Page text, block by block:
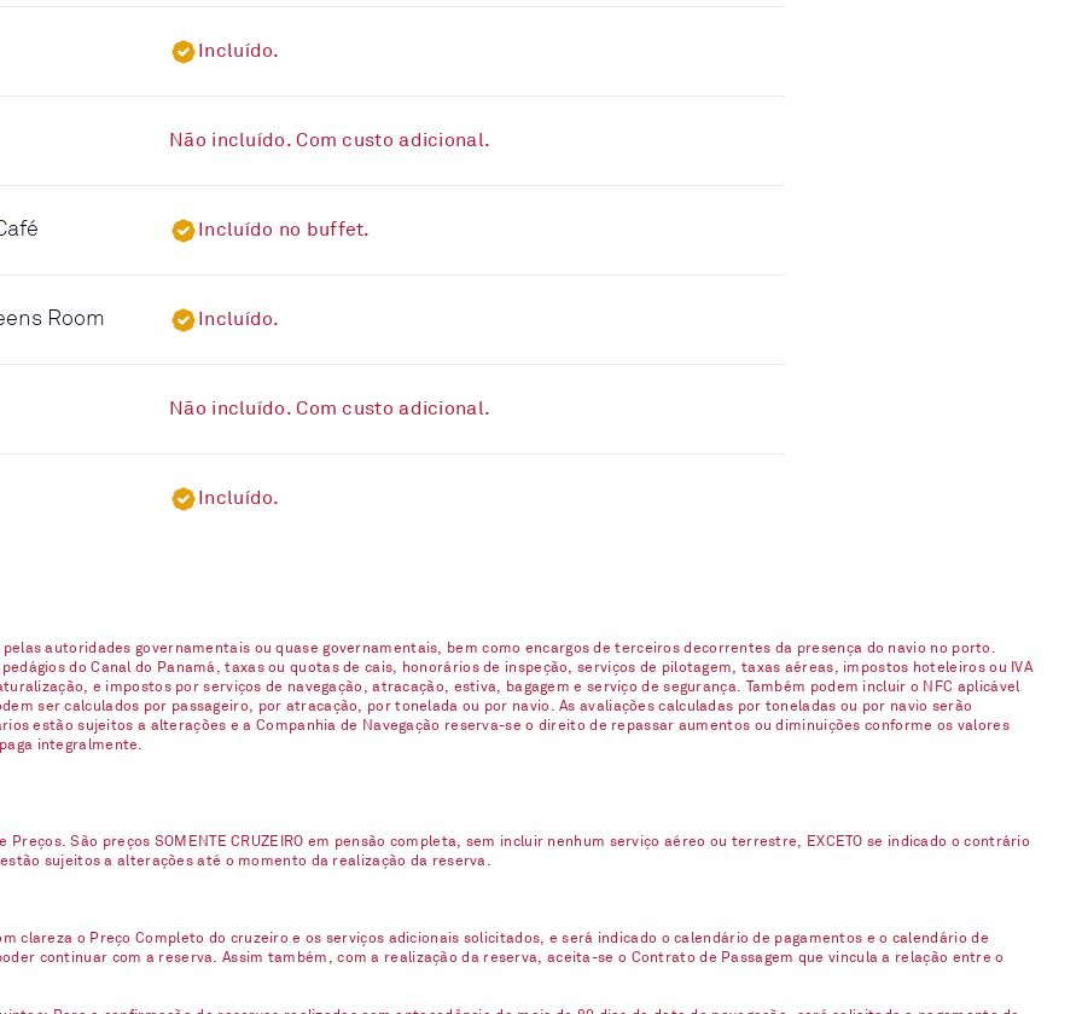
Incluído.
Não incluído. Com custo adicional.
Incluído no buffet.
Room Incluído.
Não incluído. Com custo adicional.
Incluído.
autoridades governamentais ou quase governamentais, bem como encargos de terceiros decorrentes da presença do navio no porto.
do Canal do Panamá, taxas ou quotas de cais, honorários de inspeção, serviços de pilotagem, taxas aéreas, impostos hoteleiros ou IVA
e impostos por serviços de navegação, atracação, estiva, bagagem e serviço de segurança. Também podem incluir o NFC aplicável
ser calculados por passageiro, por atracação, por tonelada ou por navio. As avaliações calculadas por toneladas ou por navio serão
estão sujeitos a alterações e a Companhia de Navegação reserva-se o direito de repassar aumentos ou diminuições conforme os valores
integralmente.
Preços. São preços SOMENTE CRUZEIRO em pensão completa, sem incluir nenhum serviço aéreo ou terrestre, EXCETO se indicado o contrário
sujeitos a alterações até o momento da realização da reserva.
clareza o Preço Completo do cruzeiro e os serviços adicionais solicitados, e será indicado o calendário de pagamentos e o calendário de
continuar com a reserva. Assim também, com a realização da reserva, aceita-se o Contrato de Passagem que vincula a relação entre o